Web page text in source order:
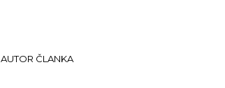
AUTOR ČLANKA